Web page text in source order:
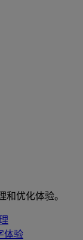
优化体验。
体验